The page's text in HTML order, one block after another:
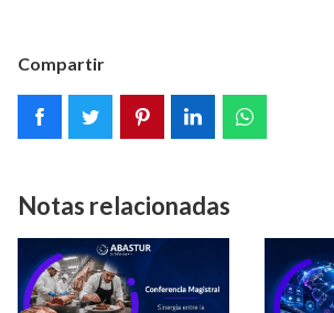
Compartir
Notas relacionadas